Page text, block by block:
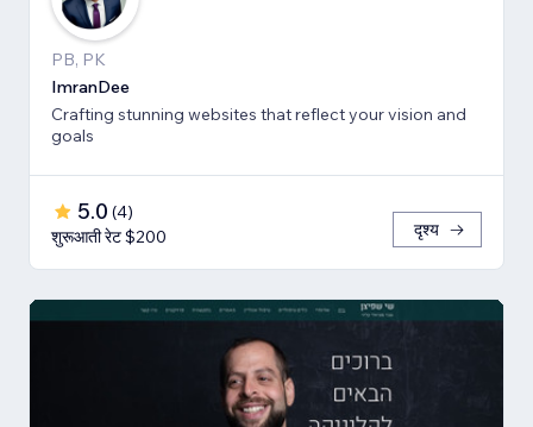
PB, PK
ImranDee
Crafting stunning websites that reflect your vision and
goals
5.0 (4)
शुरूआती रेट $200
दृश्य